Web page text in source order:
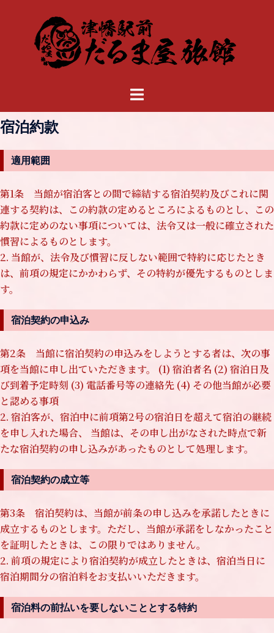
キ
ッ
プ
宿泊約款
適用範囲
第1条 当館が宿泊客との間で締結する宿泊契約及びこれに関
連する契約は、この約款の定めるところによるものとし、この
約款に定めのない事項については、法令又は一般に確立された
慣習によるものとします。
2. 当館が、法令及び慣習に反しない範囲で特約に応じたとき
は、前項の規定にかかわらず、その特約が優先するものとしま
す。
宿泊契約の申込み
第2条 当館に宿泊契約の申込みをしようとする者は、次の事
項を当館に申し出ていただきます。 (1) 宿泊者名 (2) 宿泊日及
び到着予定時刻 (3) 電話番号等の連絡先 (4) その他当館が必要
と認める事項
2. 宿泊客が、宿泊中に前項第2号の宿泊日を超えて宿泊の継続
を申し入れた場合、 当館は、その申し出がなされた時点で新
たな宿泊契約の申し込みがあったものとして処理します。
宿泊契約の成立等
第3条 宿泊契約は、当館が前条の申し込みを承諾したときに
成立するものとします。ただし、当館が承諾をしなかったこと
を証明したときは、この限りではありません。
2. 前項の規定により宿泊契約が成立したときは、宿泊当日に
宿泊期間分の宿泊料をお支払いいただきます。
宿泊料の前払いを要しないこととする特約